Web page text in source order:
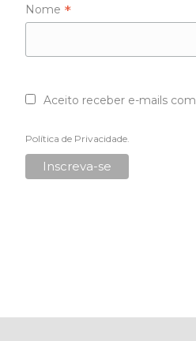
Nome *
Aceito receber e-mails
Política de Privacidade